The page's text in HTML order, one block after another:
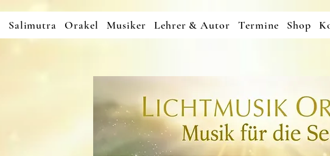
Salimutra Orakel Musiker Lehrer & Autor Termine Shop